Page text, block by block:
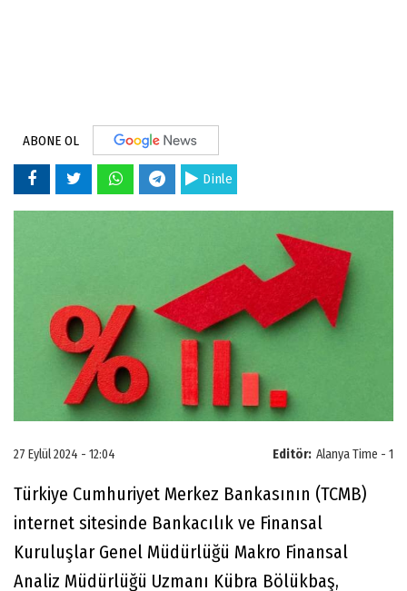
ABONE OL
Dinle
Editör: Alanya Time - 1
27 Eylül 2024 - 12:04
Türkiye Cumhuriyet Merkez Bankasının (TCMB)
internet sitesinde Bankacılık ve Finansal
Kuruluşlar Genel Müdürlüğü Makro Finansal
Analiz Müdürlüğü Uzmanı Kübra Bölükbaş,